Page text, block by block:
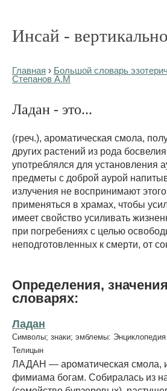
Инсай -
Главная › Большой словарь
Степанов А.М
Ладан - это...
(греч.), ароматическая смола,
других растений из рода
употреблялся для установления
предметы с доброй аурой
излучения не воспринимают
применяться в храмах, чтобы
имеет свойство усиливать
при погребениях с целью
неподготовленных к смерти, от
Определения,
словарях:
Ладан
Символы; знаки; эмблемы:
Телицын
ЛАДАН — ароматическая смола,
фимиама богам. Собиралась из